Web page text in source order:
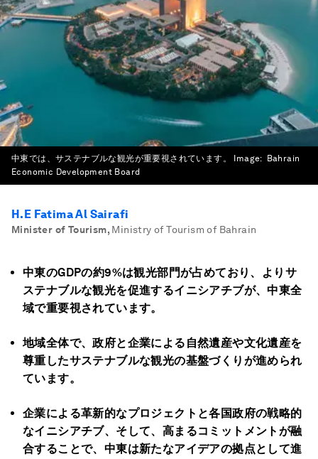
中東では、サステナブルな観光が重要視されています。 Image:
Bahrain
Economic Development Board
H.E Fatima Al Sairafi
Minister of Tourism, Ministry of Tourism of Bahrain
中東のGDPの約9%は観光部門が占めており、よりサ
ステナブルな観光を促進するイニシアチブが、中東全
域で重要視されています。
地域全体で、政府と企業による自然遺産や文化遺産を
尊重したサステナブルな観光の基盤づくりが進められ
ています。
企業による革新的なプロジェクトと各国政府の戦略的
なイニシアチブ、そして、高まるコミットメントが融
合することで、中東は新たなアイデアの拠点として進